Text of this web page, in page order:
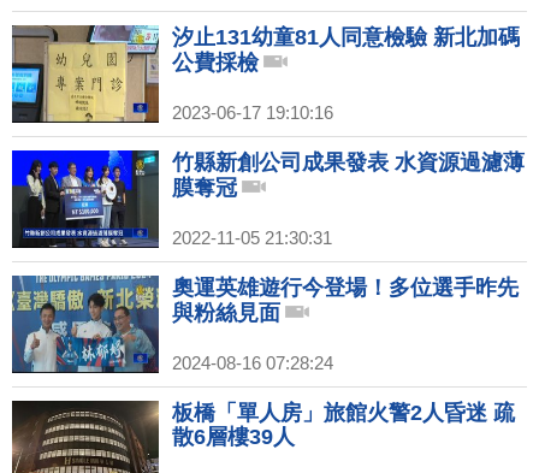
汐止131幼童81人同意檢驗 新北加碼
公費採檢
2023-06-17 19:10:16
竹縣新創公司成果發表 水資源過濾薄
膜奪冠
2022-11-05 21:30:31
奧運英雄遊行今登場！多位選手昨先
與粉絲見面
2024-08-16 07:28:24
板橋「單人房」旅館火警2人昏迷 疏
散6層樓39人